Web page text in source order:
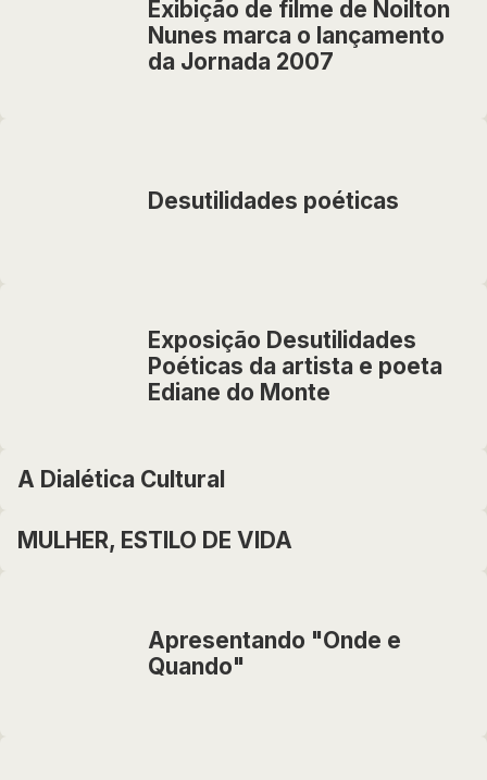
Exibição de filme de Noilton
Nunes marca o lançamento
da Jornada 2007
Desutilidades poéticas
Exposição Desutilidades
Poéticas da artista e poeta
Ediane do Monte
A Dialética Cultural
MULHER, ESTILO DE VIDA
Apresentando "Onde e
Quando"